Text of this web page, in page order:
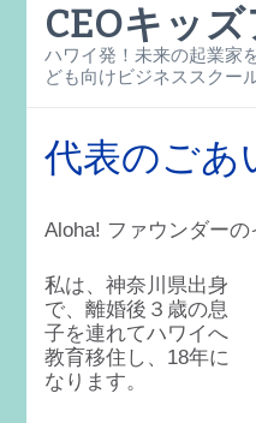
CEOキッ
ハワイ発！未来の起業
ども向けビジネススクー
代表のごあ
Aloha! ファウンダー
私は、神奈川県出身
で、離婚後３歳の息
子を連れてハワイへ
教育移住し、18年に
なります。